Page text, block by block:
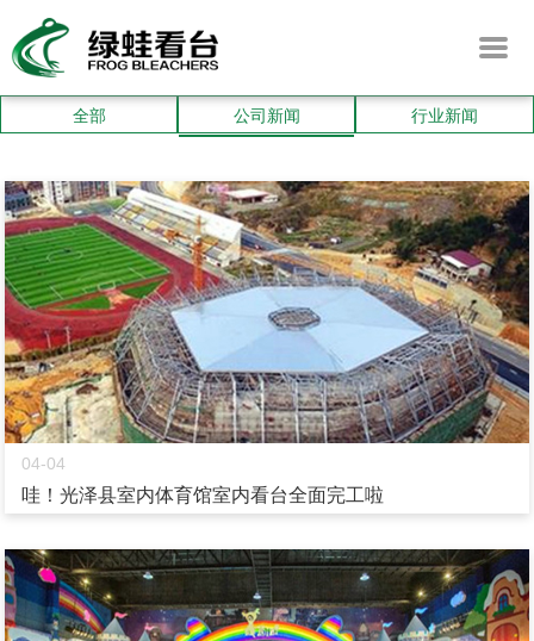
全部 公司新闻 行业新闻
04-04
哇！光泽县室内体育馆室内看台全面完工啦